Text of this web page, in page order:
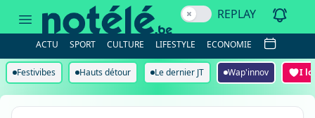
REPLAY
ACTU SPORT CULTURE LIFESTYLE ECONOMIE
Festivibes Hauts détour Le dernier JT Wap'innov I